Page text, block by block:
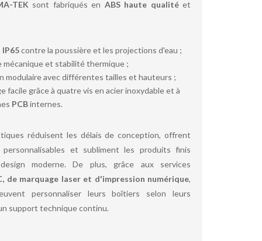
TEK sont fabriqués en ABS haute qualité et
IP65 contre la poussière et les projections d'eau ;
mécanique et stabilité thermique ;
modulaire avec différentes tailles et hauteurs ;
facile grâce à quatre vis en acier inoxydable et à
PCB internes.
réduisent les délais de conception, offrent
et subliment les produits finis
moderne. De plus, grâce aux services
de marquage laser et d'impression numérique,
personnaliser leurs boîtiers selon leurs
support technique continu.